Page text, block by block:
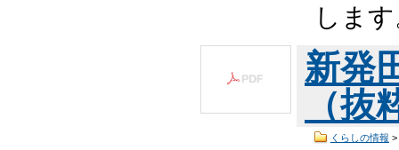
しま
新発
（
くらしの情報 >